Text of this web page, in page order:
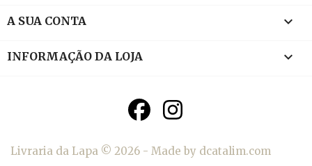
A SUA CONTA 
INFORMAÇÃO DA LOJA keyboard_arrow_down
Livraria da Lapa © 2026 - Made by dcatalim.com